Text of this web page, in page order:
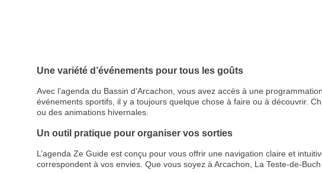
Une variété d’événements pour tous les goûts
Avec l’agenda du Bassin d’Arcachon, vous avez accès à une
événements sportifs, il y a toujours quelque chose à faire ou à découvrir.
ou des animations hivernales.
Un outil pratique pour organiser vos sorties
L’agenda Ze Guide est conçu pour vous offrir une navigation claire et
correspondent à vos envies. Que vous soyez à Arcachon, La Teste-de-